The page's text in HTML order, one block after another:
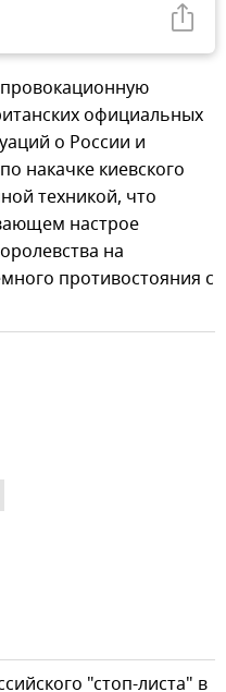
официальных
о России и
накачке киевского
техникой, что
настрое
на
противостояния с
"стоп-листа" в